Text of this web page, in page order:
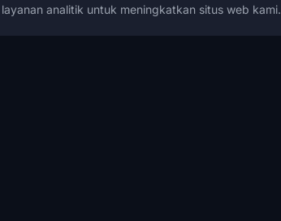
menyediakan layanan
analitik untuk meningkatkan situs web kami.